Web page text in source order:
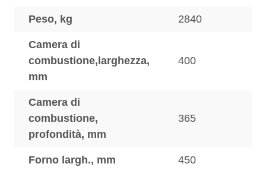
Peso, kg 2840
Camera di
combustione,larghezza,
mm
400
Camera di
combustione,
profondità, mm
365
Forno largh., mm 450